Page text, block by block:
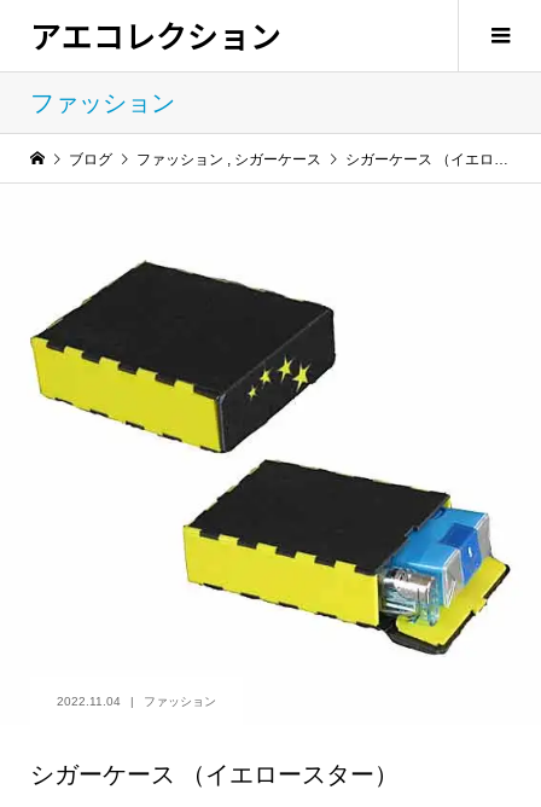
アエコレクション
ファッション
ブログ ファッション , シガーケース シガーケース （イエロースター）
2022.11.04 ファッション
シガーケース （イエロースター）